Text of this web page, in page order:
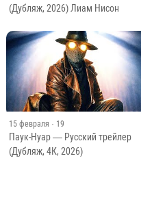
(Дубляж, 2026) Лиам Нисон
15 февраля · 19
Паук-Нуар — Русский трейлер
(Дубляж, 4К, 2026)